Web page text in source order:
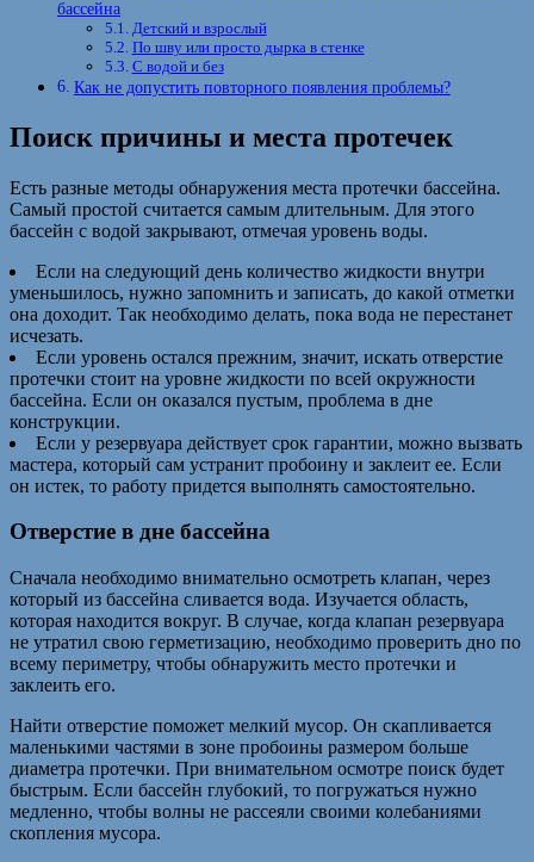
бассейна
Детский и взрослый
По шву или просто дырка в стенке
С водой и без
Как не допустить повторного появления проблемы?
Поиск причины и места протечек
Есть разные методы обнаружения места протечки бассейна.
Самый простой считается самым длительным. Для этого
бассейн с водой закрывают, отмечая уровень воды.
Если на следующий день количество жидкости внутри
уменьшилось, нужно запомнить и записать, до какой отметки
она доходит. Так необходимо делать, пока вода не перестанет
исчезать.
Если уровень остался прежним, значит, искать отверстие
протечки стоит на уровне жидкости по всей окружности
бассейна. Если он оказался пустым, проблема в дне
конструкции.
Если у резервуара действует срок гарантии, можно вызвать
мастера, который сам устранит пробоину и заклеит ее. Если
он истек, то работу придется выполнять самостоятельно.
Отверстие в дне бассейна
Сначала необходимо внимательно осмотреть клапан, через
который из бассейна сливается вода. Изучается область,
которая находится вокруг. В случае, когда клапан резервуара
не утратил свою герметизацию, необходимо проверить дно по
всему периметру, чтобы обнаружить место протечки и
заклеить его.
Найти отверстие поможет мелкий мусор. Он скапливается
маленькими частями в зоне пробоины размером больше
диаметра протечки. При внимательном осмотре поиск будет
быстрым. Если бассейн глубокий, то погружаться нужно
медленно, чтобы волны не рассеяли своими колебаниями
скопления мусора.